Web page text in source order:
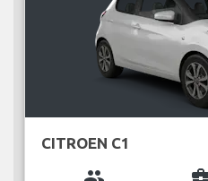
CITROEN C1
group